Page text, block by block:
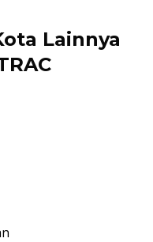
Lainnya